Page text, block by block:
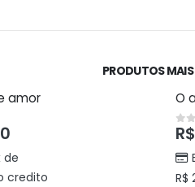
amor
de
credito
PRODUTOS
0
R$
R$